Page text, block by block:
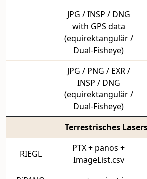
JPG / INSP / DNG
with GPS data
(equirektangulär /
Dual-Fisheye)
JPG / PNG / EXR /
INSP / DNG
(equirektangulär /
Dual-Fisheye)
Terrestrisches
RIEGL
PTX + panos +
ImageList.csv